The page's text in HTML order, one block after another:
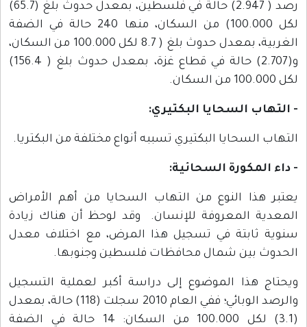
رصد ( 2.947) حالة في فلسطين، بمعدل حدوث بلغ (65.7)
لكل 100.000) من السكان، منها 240 حالة في الضفة
الغربية، بمعدل حدوث بلغ ( 8.7 لكل 100.000 من السكان،
و(2.707) حالة في قطاع غزة، بمعدل حدوث بلغ ( 156.4)
لكل 100.000 من السكان.
- التهاب السحايا البكتيري:
التهاب السحايا البكتيري تسببه أنواع مختلفة من البكتريا.
- داء المكورة السحائية:
يعتبر هذا النوع من التهاب السحايا من أهم الأمراض
المعدية المعروفة للإنسان. وقد لوحظ أن هناك زيادة
سنوية ثابتة في تسجيل هذا المرض، مع اختلاف معدل
الحدوث بين شمال محافظات فلسطين وجنوبها.
ويحتاج هذا الموضوع إلى دراسة أكبر لعملية التسجيل
والرصد الوبائي؛ ففي العام 2010 سجلت (118) حالة، بمعدل
(3.1) لكل 100.000 من السكان: 14 حالة في الضفة